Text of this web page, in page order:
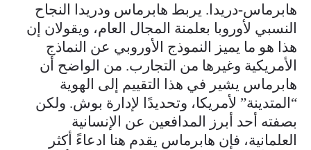
هابرماس-دريدا. يربط هابرماس ودريدا النجاح
النسبي لأوروبا بعلمنة المجال العام، ويقولان إن
هذا هو ما يميز النموذج الأوروبي عن النماذج
الأمريكية وغيرها من التجارب. من الواضح أن
هابرماس يشير في هذا التقييم إلى الهوية
“المتدينة” لأمريكا، وتحديدًا لإدارة بوش. ولكن
بصفته أحد أبرز المدافعين عن الإنسانية
العلمانية، فإن هابرماس يقدم هنا ادعاءً أكثر